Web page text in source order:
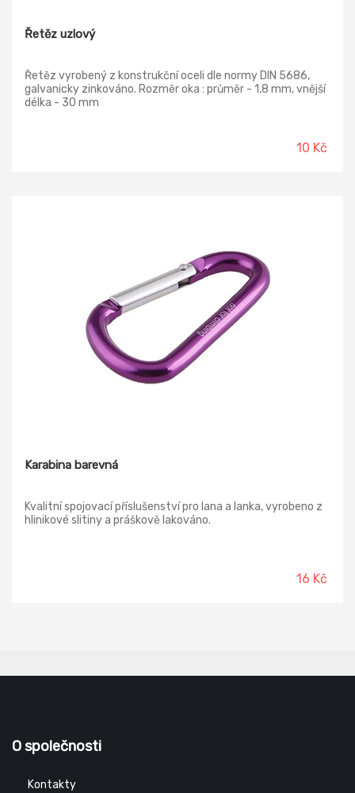
Řetěz uzlový
Řetěz vyrobený z konstrukční oceli dle normy DIN 5686,
galvanicky zinkováno. Rozměr oka : průměr - 1,8 mm, vnější
délka - 30 mm
10 Kč
Karabina barevná
Kvalitní spojovací příslušenství pro lana a lanka, vyrobeno z
hlinikové slitiny a práškově lakováno.
16 Kč
O společnosti
Kontakty